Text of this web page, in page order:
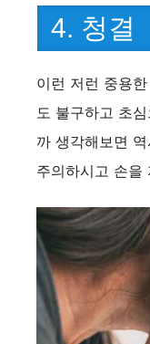
4. 청결
이런 저런 중용
도 불구하고 초
까 생각해보면
주의하시고 손을